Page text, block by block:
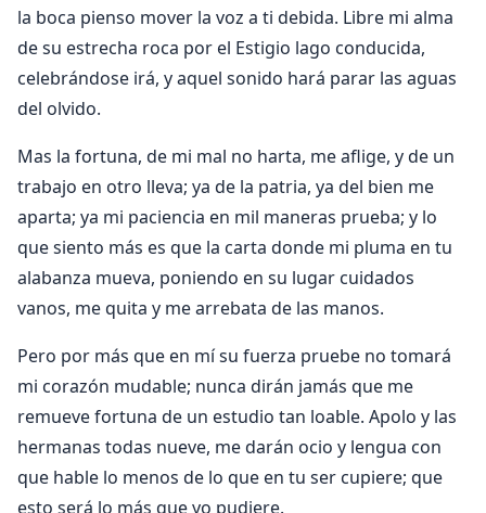
la boca pienso mover la voz a ti debida. Libre mi alma
de su estrecha roca por el Estigio lago conducida,
celebrándose irá, y aquel sonido hará parar las aguas
del olvido.
Mas la fortuna, de mi mal no harta, me aflige, y de un
trabajo en otro lleva; ya de la patria, ya del bien me
aparta; ya mi paciencia en mil maneras prueba; y lo
que siento más es que la carta donde mi pluma en tu
alabanza mueva, poniendo en su lugar cuidados
vanos, me quita y me arrebata de las manos.
Pero por más que en mí su fuerza pruebe no tomará
mi corazón mudable; nunca dirán jamás que me
remueve fortuna de un estudio tan loable. Apolo y las
hermanas todas nueve, me darán ocio y lengua con
que hable lo menos de lo que en tu ser cupiere; que
esto será lo más que yo pudiere.